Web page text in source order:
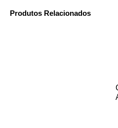
Produtos Relacionados